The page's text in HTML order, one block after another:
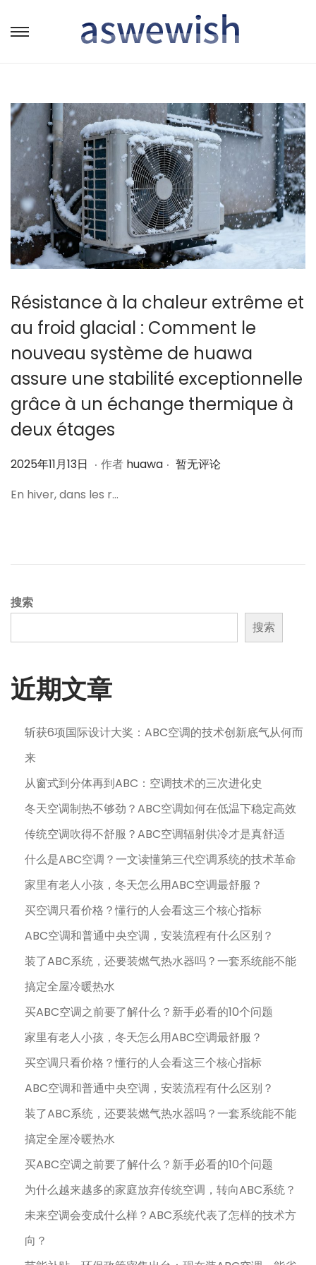
转
航
跳
容
Résistance à la chaleur extrême et
au froid glacial : Comment le
nouveau système de huawa
assure une stabilité exceptionnelle
grâce à un échange thermique à
deux étages
作
2025年11月13日 2
2
3
. 作者 huawa . 暂无评论
En hiver, dans les r…
搜索
搜索
近期文章
斩获6项国际设计大奖：ABC空调的技术创新底气从何而
来
从窗式到分体再到ABC：空调技术的三次进化史
冬天空调制热不够劲？ABC空调如何在低温下稳定高效
传统空调吹得不舒服？ABC空调辐射供冷才是真舒适
什么是ABC空调？一文读懂第三代空调系统的技术革命
家里有老人小孩，冬天怎么用ABC空调最舒服？
买空调只看价格？懂行的人会看这三个核心指标
ABC空调和普通中央空调，安装流程有什么区别？
装了ABC系统，还要装燃气热水器吗？一套系统能不能
搞定全屋冷暖热水
买ABC空调之前要了解什么？新手必看的10个问题
家里有老人小孩，冬天怎么用ABC空调最舒服？
买空调只看价格？懂行的人会看这三个核心指标
ABC空调和普通中央空调，安装流程有什么区别？
装了ABC系统，还要装燃气热水器吗？一套系统能不能
搞定全屋冷暖热水
买ABC空调之前要了解什么？新手必看的10个问题
为什么越来越多的家庭放弃传统空调，转向ABC系统？
未来空调会变成什么样？ABC系统代表了怎样的技术方
向？